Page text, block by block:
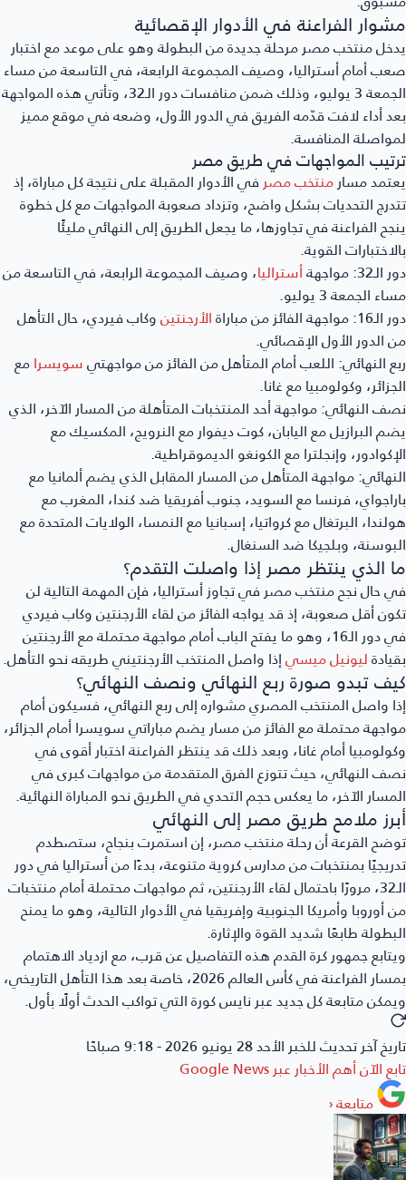
مشوار الفراعنة في الأدوار الإقصائية
يدخل منتخب مصر مرحلة جديدة من البطولة وهو على موعد مع اختبار
صعب أمام أستراليا، وصيف المجموعة الرابعة، في التاسعة من مساء
الجمعة 3 يوليو، وذلك ضمن منافسات دور الـ32، وتأتي هذه المواجهة
بعد أداء لافت قدّمه الفريق في الدور الأول، وضعه في موقع مميز
لمواصلة المنافسة.
ترتيب المواجهات في طريق مصر
يعتمد مسارمنتخب مصرفي الأدوار المقبلة على نتيجة كل مباراة، إذ
تتدرج التحديات بشكل واضح، وتزداد صعوبة المواجهات مع كل خطوة
ينجح الفراعنة في تجاوزها، ما يجعل الطريق إلى النهائي مليئًا
بالاختبارات القوية.
دور الـ32:
مواجهةأستراليا، وصيف المجموعة الرابعة، في التاسعة من
مساء الجمعة 3 يوليو.
دور الـ16:
مواجهة الفائز من مباراةالأرجنتينوكاب فيردي، حال التأهل
من الدور الأول الإقصائي.
ربع النهائي:اللعب أمام المتأهل من الفائز من مواجهتيسويسرامع
الجزائر، وكولومبيا مع غانا.
نصف النهائي:مواجهة أحد المنتخبات المتأهلة من المسار الآخر، الذي
يضم البرازيل مع اليابان، كوت ديفوار مع النرويج، المكسيك مع
الإكوادور، وإنجلترا مع الكونغو الديموقراطية.
النهائي:مواجهة المتأهل من المسار المقابل الذي يضم ألمانيا مع
باراجواي، فرنسا مع السويد، جنوب أفريقيا ضد كندا، المغرب مع
هولندا، البرتغال مع كرواتيا، إسبانيا مع النمسا، الولايات المتحدة مع
البوسنة، وبلجيكا ضد السنغال.
ما الذي ينتظر مصر إذا واصلت التقدم؟
في حال نجح منتخب مصر في تجاوز أستراليا، فإن المهمة التالية لن
تكون أقل صعوبة، إذ قد يواجه الفائز من لقاء الأرجنتين وكاب فيردي
في دور الـ16، وهو ما يفتح الباب أمام مواجهة محتملة مع الأرجنتين
بقيادةليونيل ميسيإذا واصل المنتخب الأرجنتيني طريقه نحو التأهل.
كيف تبدو صورة ربع النهائي ونصف النهائي؟
إذا واصل المنتخب المصري مشواره إلى ربع النهائي، فسيكون أمام
مواجهة محتملة مع الفائز من مسار يضم مباراتي سويسرا أمام الجزائر،
وكولومبيا أمام غانا، وبعد ذلك قد ينتظر الفراعنة اختبار أقوى في
نصف النهائي، حيث تتوزع الفرق المتقدمة من مواجهات كبرى في
المسار الآخر، ما يعكس حجم التحدي في الطريق نحو المباراة النهائية.
أبرز ملامح طريق مصر إلى النهائي
توضح القرعة أن رحلة منتخب مصر، إن استمرت بنجاح، ستصطدم
تدريجيًا بمنتخبات من مدارس كروية متنوعة، بدءًا من أستراليا في دور
الـ32، مرورًا باحتمال لقاء الأرجنتين، ثم مواجهات محتملة أمام منتخبات
من أوروبا وأمريكا الجنوبية وإفريقيا في الأدوار التالية، وهو ما يمنح
البطولة طابعًا شديد القوة والإثارة.
ويتابع جمهور كرة القدم هذه التفاصيل عن قرب، مع ازدياد الاهتمام
بمسار الفراعنة في كأس العالم 2026، خاصة بعد هذا التأهل التاريخي،
ويمكن متابعة كل جديد عبر نايس كورة التي تواكب الحدث أولًا بأول.
تاريخ آخر تحديث للخبرالأحد 28 يونيو 2026 - 9:18 صباحًا
تابع الآن أهم الأخبار عبرGoogle News
متابعة‹